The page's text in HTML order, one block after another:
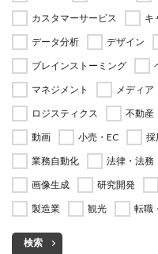
カスタマーサービス キ
データ分析
デザイン
ブレインストーミング
マネジメント
メディア
ロジスティクス
不動産
動画
小売・EC 採
業務自動化
法律・法務
画像生成
研究開発
製造業
観光 転職
検索